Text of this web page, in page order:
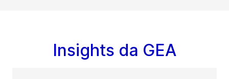
Insights da GEA